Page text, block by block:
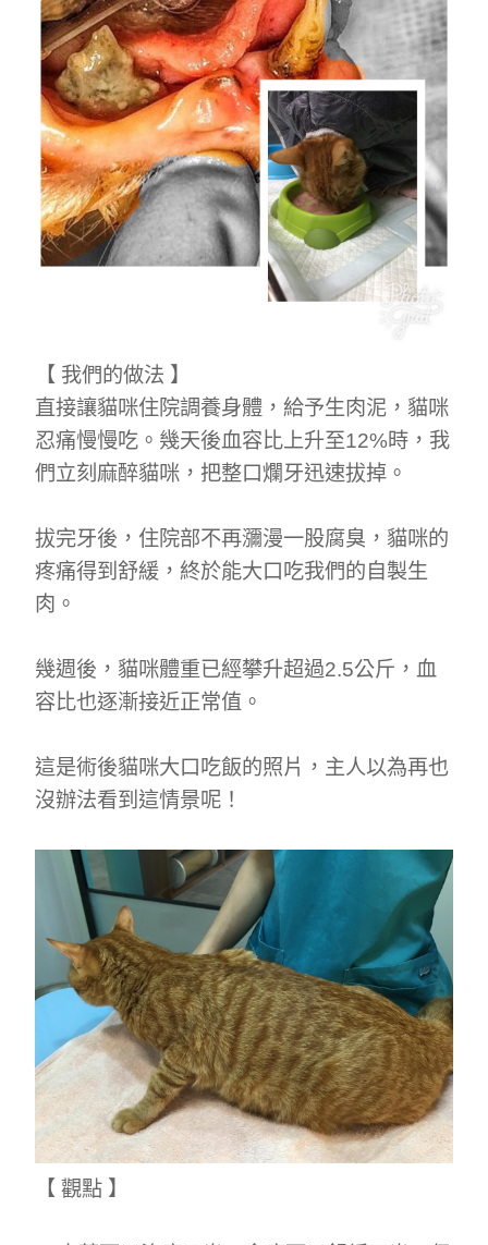
【 我們的做法 】
直接讓貓咪住院調養身體，給予生肉泥，貓咪
忍痛慢慢吃。幾天後血容比上升至12%時，我
們立刻麻醉貓咪，把整口爛牙迅速拔掉。
拔完牙後，住院部不再瀰漫一股腐臭，貓咪的
疼痛得到舒緩，終於能大口吃我們的自製生
肉。
幾週後，貓咪體重已經攀升超過2.5公斤，血
容比也逐漸接近正常值。
這是術後貓咪大口吃飯的照片，主人以為再也
沒辦法看到這情景呢！
【 觀點 】